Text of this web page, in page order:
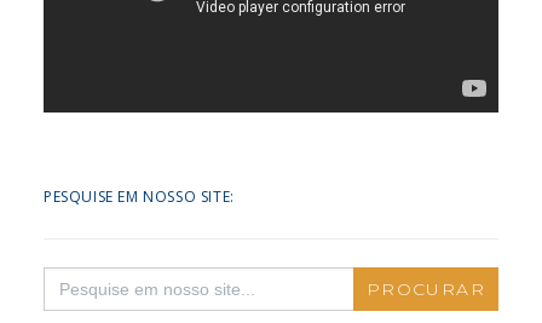
PESQUISE EM NOSSO SITE:
Search
for: